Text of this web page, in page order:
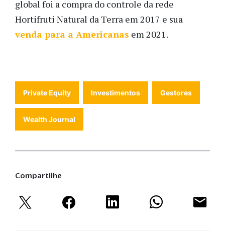
global foi a compra do controle da rede
Hortifruti Natural da Terra em 2017 e sua
venda para a Americanas em 2021.
Private Equity Investimentos Gestores
Wealth Journal
Compartilhe